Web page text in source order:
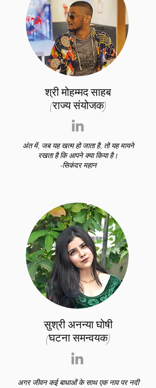
श्री मोहम्मद साहब
(राज्य संयोजक)
अंत में, जब यह खत्म हो जाता है, तो यह मायने
रखता है कि आपने क्या किया है।
-सिकंदर महान
सुश्री अनन्या घोषी
(घटना समन्वयक)
अगर जीवन कई बाधाओं के साथ एक नाव पर नदी